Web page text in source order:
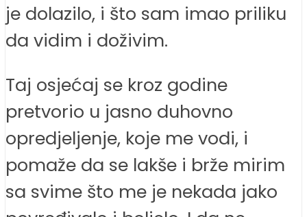
je dolazilo, i što sam imao priliku
da vidim i doživim.
Taj osjećaj se kroz godine
pretvorio u jasno duhovno
opredjeljenje, koje me vodi, i
pomaže da se lakše i brže mirim
sa svime što me je nekada jako